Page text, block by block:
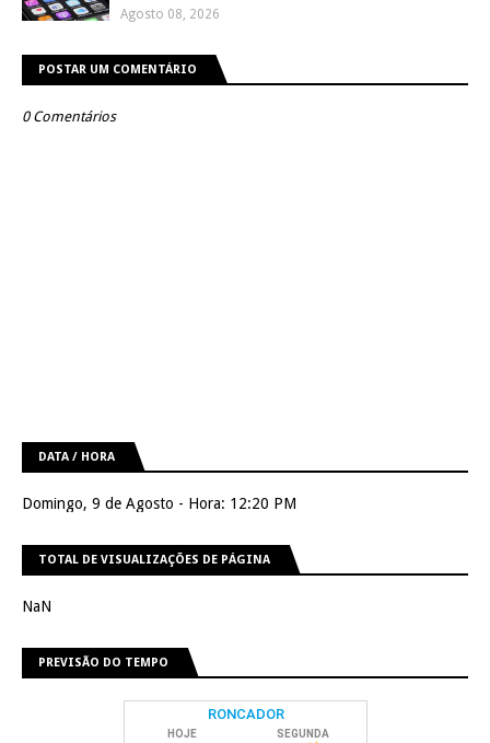
Agosto 08, 2026
POSTAR UM COMENTÁRIO
0 Comentários
DATA / HORA
Domingo, 9 de Agosto - Hora: 12:20 PM
TOTAL DE VISUALIZAÇÕES DE PÁGINA
NaN
PREVISÃO DO TEMPO